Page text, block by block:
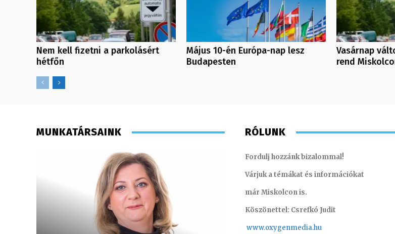
Nem kell fizetni a parkolásért
hétfőn
Május 10-én Európa-nap lesz
Budapesten
Vasárnap
rend
MUNKATÁRSAINK RÓLUNK
Fordulj hozzánk bizalommal!
Várjuk a témákat és információkat
már Miskolcon is.
Köszönettel: Csrefkó Judit
www.oxygenmedia.hu